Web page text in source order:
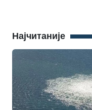
Најчитаније